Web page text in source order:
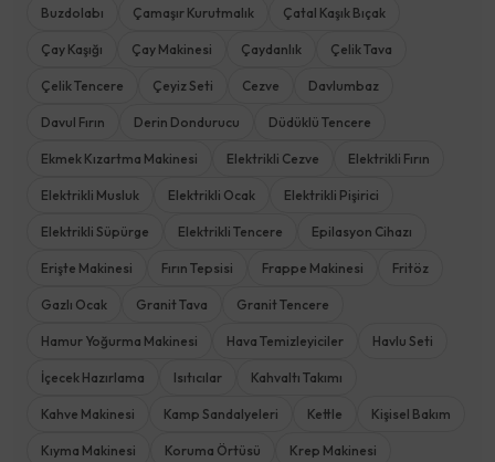
Buzdolabı Çamaşır Kurutmalık Çatal Kaşık Bıçak
Çay Kaşığı Çay Makinesi Çaydanlık Çelik Tava
Çelik Tencere Çeyiz Seti Cezve Davlumbaz
Davul Fırın Derin Dondurucu Düdüklü Tencere
Ekmek Kızartma Makinesi Elektrikli Cezve Elektrikli Fırın
Elektrikli Musluk Elektrikli Ocak Elektrikli Pişirici
Elektrikli Süpürge Elektrikli Tencere Epilasyon Cihazı
Erişte Makinesi Fırın Tepsisi Frappe Makinesi Fritöz
Gazlı Ocak Granit Tava Granit Tencere
Hamur Yoğurma Makinesi Hava Temizleyiciler Havlu Seti
İçecek Hazırlama Isıtıcılar Kahvaltı Takımı
Kahve Makinesi Kamp Sandalyeleri Kettle Kişisel Bakım
Kıyma Makinesi Koruma Örtüsü Krep Makinesi